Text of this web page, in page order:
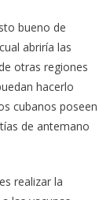
bueno de
abriría las
otras regiones
hacerlo
cubanos poseen
de antemano
realizar la